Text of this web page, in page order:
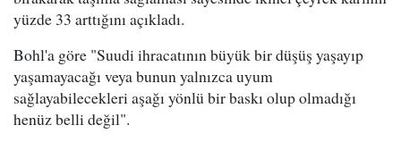
yüzde 33 arttığını açıkladı.
Bohl'a göre "Suudi ihracatının büyük bir düşüş yaşayıp
yaşamayacağı veya bunun yalnızca uyum
sağlayabilecekleri aşağı yönlü bir baskı olup olmadığı
henüz belli değil".